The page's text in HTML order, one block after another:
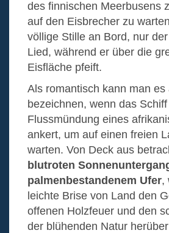
des finnischen Meerbusens
auf den Eisbrecher zu
völlige Stille an Bord, nur
Lied, während er über die
Eisfläche pfeift.
Als romantisch kann man es
bezeichnen, wenn das
Flussmündung eines
ankert, um auf einen freien
warten. Von Deck aus
blutroten
palmenbestandenem Ufer,
leichte Brise von Land den
offenen Holzfeuer und den
der blühenden Natur